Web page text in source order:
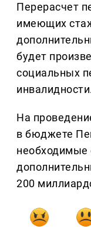
Перерасчет
имеющих
будет
социальных
На
в бюджете
необходимые
200